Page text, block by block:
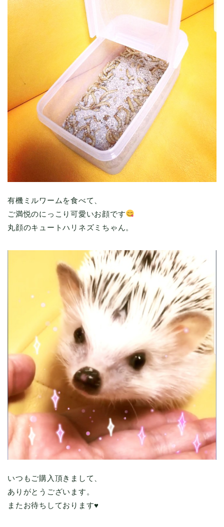
有機ミルワームを食べて、
ご満悦のにっこり可愛いお顔です
丸顔のキュートハリネズミちゃん。
いつもご購入頂きまして、
ありがとうございます。
またお待ちしております♥️